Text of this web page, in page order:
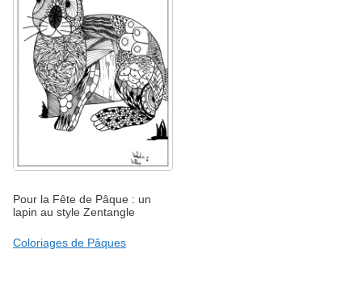
Pour la Fête de Pâque : un
lapin au style Zentangle
Coloriages de Pâques